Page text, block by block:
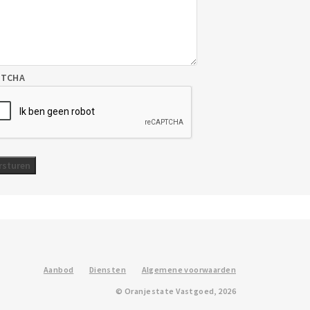
Aanbod Diensten Algemene voorwaarden
© Oranjestate Vastgoed, 2026